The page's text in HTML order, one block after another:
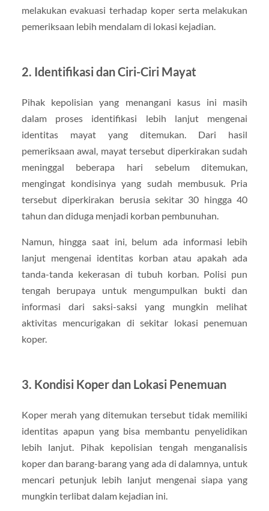
melakukan evakuasi terhadap koper serta melakukan
pemeriksaan lebih mendalam di lokasi kejadian.
2. Identifikasi dan Ciri-Ciri Mayat
Pihak kepolisian yang menangani kasus ini masih
dalam proses identifikasi lebih lanjut mengenai
identitas mayat yang ditemukan. Dari hasil
pemeriksaan awal, mayat tersebut diperkirakan sudah
meninggal beberapa hari sebelum ditemukan,
mengingat kondisinya yang sudah membusuk. Pria
tersebut diperkirakan berusia sekitar 30 hingga 40
tahun dan diduga menjadi korban pembunuhan.
Namun, hingga saat ini, belum ada informasi lebih
lanjut mengenai identitas korban atau apakah ada
tanda-tanda kekerasan di tubuh korban. Polisi pun
tengah berupaya untuk mengumpulkan bukti dan
informasi dari saksi-saksi yang mungkin melihat
aktivitas mencurigakan di sekitar lokasi penemuan
koper.
3. Kondisi Koper dan Lokasi Penemuan
Koper merah yang ditemukan tersebut tidak memiliki
identitas apapun yang bisa membantu penyelidikan
lebih lanjut. Pihak kepolisian tengah menganalisis
koper dan barang-barang yang ada di dalamnya, untuk
mencari petunjuk lebih lanjut mengenai siapa yang
mungkin terlibat dalam kejadian ini.